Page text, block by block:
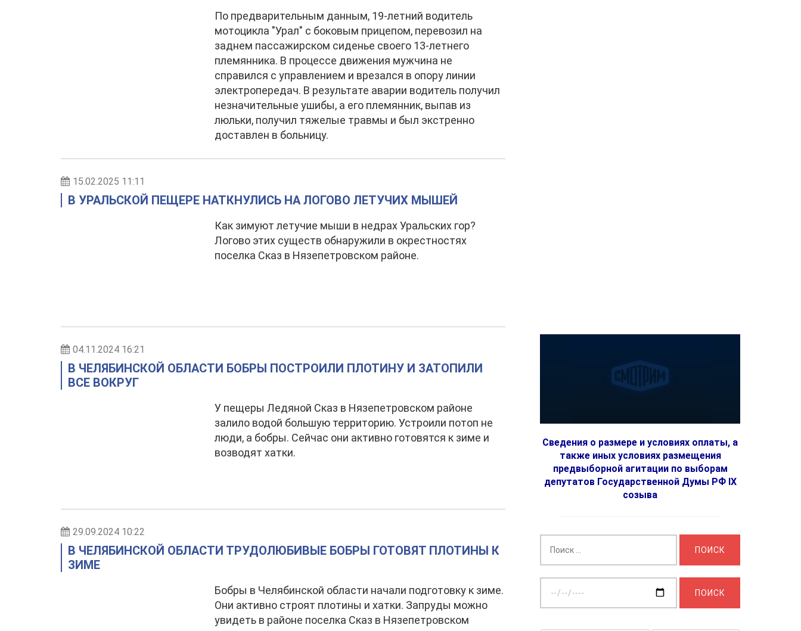
По предварительным данным, 19-летний водитель
мотоцикла "Урал" с боковым прицепом, перевозил на
заднем пассажирском сиденье своего 13-летнего
племянника. В процессе движения мужчина не
справился с управлением и врезался в опору линии
электропередач. В результате аварии водитель получил
незначительные ушибы, а его племянник, выпав из
люльки, получил тяжелые травмы и был экстренно
доставлен в больницу.
15.02.2025 11:11
В УРАЛЬСКОЙ ПЕЩЕРЕ НАТКНУЛИСЬ НА ЛОГОВО ЛЕТУЧИХ МЫШЕЙ
Как зимуют летучие мыши в недрах Уральских гор?
Логово этих существ обнаружили в окрестностях
поселка Сказ в Нязепетровском районе.
04.11.2024 16:21
В ЧЕЛЯБИНСКОЙ ОБЛАСТИ БОБРЫ ПОСТРОИЛИ ПЛОТИНУ И ЗАТОПИЛИ
ВСЕ ВОКРУГ
У пещеры Ледяной Сказ в Нязепетровском районе
залило водой большую территорию. Устроили потоп не
люди, а бобры. Сейчас они активно готовятся к зиме и
возводят хатки.
29.09.2024 10:22
В ЧЕЛЯБИНСКОЙ ОБЛАСТИ ТРУДОЛЮБИВЫЕ БОБРЫ ГОТОВЯТ ПЛОТИНЫ К
ЗИМЕ
Бобры в Челябинской области начали подготовку к зиме.
Они активно строят плотины и хатки. Запруды можно
увидеть в районе поселка Сказ в Нязепетровском
Сведения о размере и условиях оплаты, а
также иных условиях размещения
предвыборной агитации по выборам
депутатов Государственной Думы РФ IX
созыва
дату: